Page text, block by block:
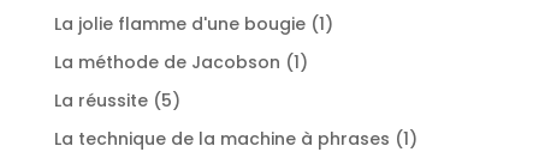
produit
La jolie flamme d'une bougie 11
La méthode de Jacobson 11
La réussite 55
produits
La technique de la machine à phrases 11